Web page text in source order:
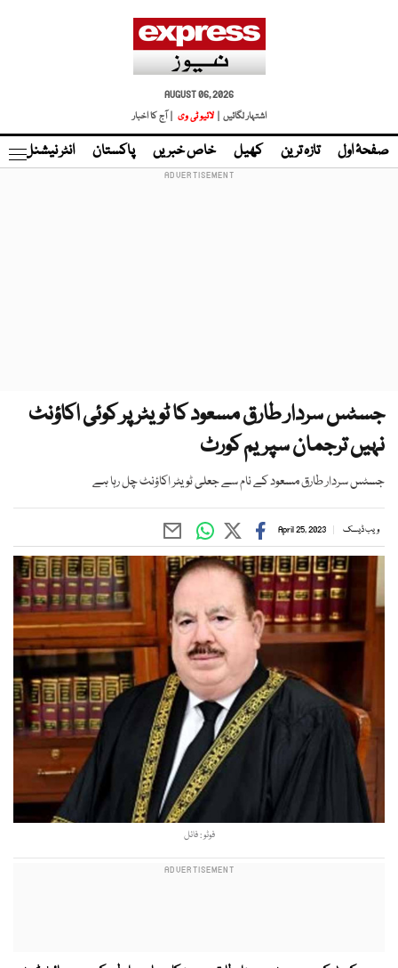
AUGUST 06, 2026
اشتہار لگائیں |
لائیو ٹی وی | آج کا اخبار
صفحۂ اول تازہ ترین کھیل خاص خبریں پاکستان انٹر نیشنل
جسٹس سردار طارق مسعود کا ٹویٹر پر کوئی اکاؤنٹ
نہیں ترجمان سپریم کورٹ
جسٹس سردار طارق مسعود کے نام سے جعلی ٹویٹر اکاؤنٹ چل رہا ہے
ویب ڈیسک April 25, 2023
فوٹو : فائل